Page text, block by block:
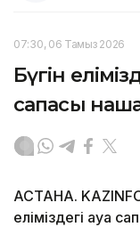
07:30, 06 Тамыз 2026
Бүгін
сапасы
АСТАНА.
еліміздегі ауа